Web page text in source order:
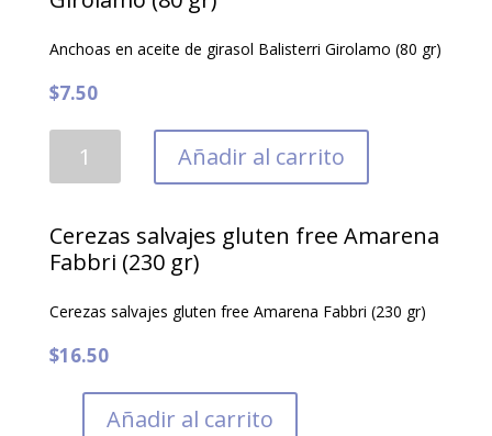
cantidad
Anchoas en aceite de girasol Balisterri Girolamo (80 gr)
$7.50
de
girasol
Girolamo
(80
gr)
cantidad
Añadir al carrito
Cerezas salvajes gluten free Amarena
Fabbri (230 gr)
Cerezas salvajes gluten free Amarena Fabbri (230 gr)
$16.50
Añadir al carrito